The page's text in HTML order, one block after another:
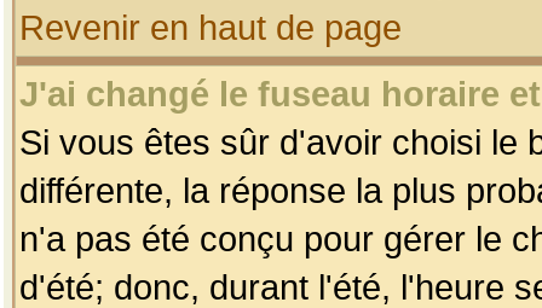
Revenir en haut de page
J'ai changé le fuseau horaire
Si vous êtes sûr d'avoir choisi le
différente, la réponse la plus
n'a pas été conçu pour gérer le
d'été; donc, durant l'été, l'heure